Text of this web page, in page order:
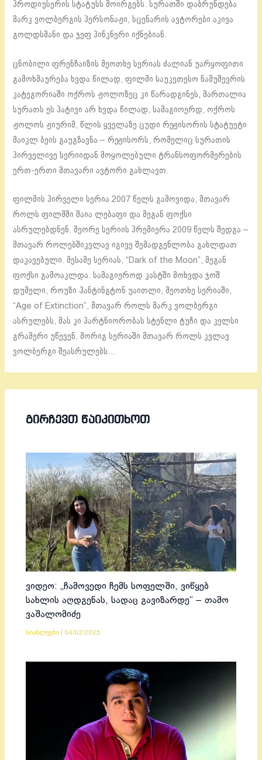
პროდიუსერის სტატუსს მოირგებს. სურათში დაბრუნდება
მარკ ვოლბერგის პერსონაჟი, სცენარის ავტორები აკივა
გოლდსმანი და ჯეფ პინკნერი იქნებიან.
ცნობილი ფრენჩაიზის მეოთხე სერიას ძალიან უარყოფითი
გამოხმაურება ხვდა წილად, ფილმი საუკეთესო ნამუშევრის
კატეგორიაში ოქროს ჟოლოზეც კი წარადგინეს, მართალია
სურათს ეს პატივი არ ხვდა წილად, სამაგიოერდ, ოქროს
ჟოლოს ჟიურიმ, წლის ყველაზე ცუდი რეჟისორის სტატუეტი
მაიკლ ბეის გაუგზავნა – რეჟისორს, რომელიც სურათის
პირველივე სერიიდან მოყოლებული ტრანსოფორმერების
ერთ-ერთი მთავარი ავტორი გახლავთ.
ფილმის პირველი სერია 2007 წელს გამოვიდა, მთავარ
როლს ფილმში შაია ლებაფი და მეგან ფოქსი
ასრულებდნენ. მეორე სერიის პრემიერა 2009 წელს შედგა –
მთავარ როლებშიკვლავ იგივე შემადგენლობა გახლდათ
დაკავებული. მესამე სერიას, “Dark of the Moon”, მეგან
ფოქსი გამოაკლდა. სამაგიეროდ კასტში მოხვდა ჯოშ
დუმელი, როუზი ჰანტინგტონ უაითლი, მეოთხე სერიაში,
“Age of Extinction”, მთავარ როლს მარკ ვოლბერგი
ასრულებს, მას კი პარტნიორობას სტენლი ტუჩი და კელსი
გრამერი უწევენ. მორიგ სერიაში მთავარ როლს კვლავ
ვოლბერგი შეასრულებს…
ᲒᲘᲠᲩᲔᲕᲗ ᲬᲐᲘᲙᲘᲗᲮᲝᲗ
ვიდეო: „ჩამოვედი ჩემს სოფელში, ვიწყებ
სახლის აღდგენას, სადაც გავიზარდე“ – თამო
ვაშალომიძე
სიახლეები 04/02/2025